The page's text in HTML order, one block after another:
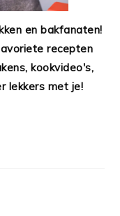
en bakfanaten!
recepten
kookvideo's,
lekkers met je!